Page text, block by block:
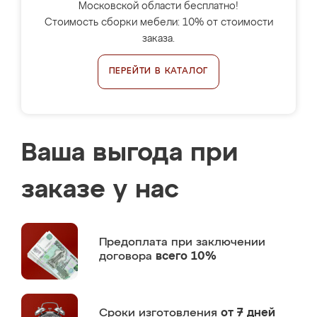
Московской области бесплатно!
Стоимость сборки мебели: 10% от стоимости
заказа.
ПЕРЕЙТИ В КАТАЛОГ
Ваша выгода при
заказе у нас
Предоплата при заключении
договора всего 10%
Сроки изготовления от 7 дней